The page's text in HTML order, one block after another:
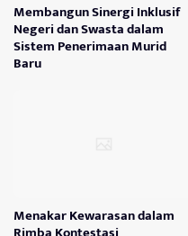
Membangun Sinergi Inklusif
Negeri dan Swasta dalam
Sistem Penerimaan Murid
Baru
Menakar Kewarasan dalam